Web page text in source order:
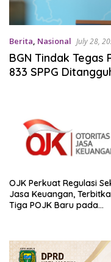
Berita, Nasional July 28,
BGN Tindak Tegas
833 SPPG
OJK Perkuat Regulasi
Jasa Keuangan,
Tiga POJK Baru pada